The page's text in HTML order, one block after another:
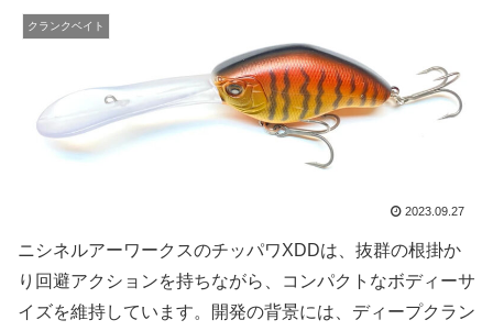
クランクベイト
2023.09.27
ニシネルアーワークスのチッパワXDDは、抜群の根掛か
り回避アクションを持ちながら、コンパクトなボディーサ
イズを維持しています。開発の背景には、ディープクラン